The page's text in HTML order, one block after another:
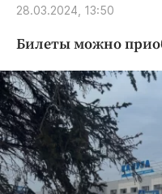
Народные
Авто и
Криминал
Культура
Недвижимость
Образование
Общество
28.03.2024, 13:50
Билеты можно